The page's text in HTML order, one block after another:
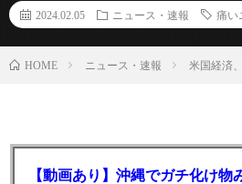
2024.02.05 ニュース・速報 痛い
HOME ニュース・速報 米国経済
【動画あり】沖縄でガチ化け